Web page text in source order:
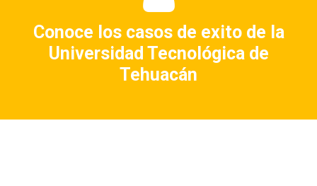
Conoce los casos de exito de la
Universidad Tecnológica de
Tehuacán